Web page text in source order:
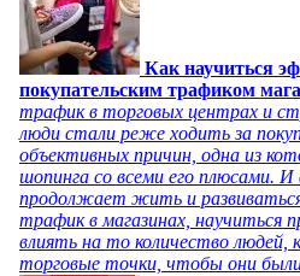
Как научиться
покупательским трафиком
трафик в торговых центрах и
люди стали реже ходить за
объективных причин, одна из
шопинга со всеми его плюсами.
продолжает жить и
трафик в магазинах, научиться
влиять на то количество людей,
торговые точки, чтобы они